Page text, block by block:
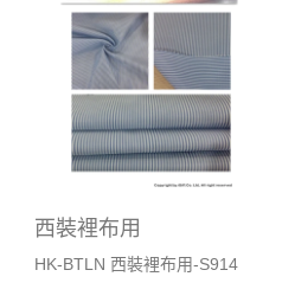
西裝裡布用
HK-BTLN 西裝裡布用-S914